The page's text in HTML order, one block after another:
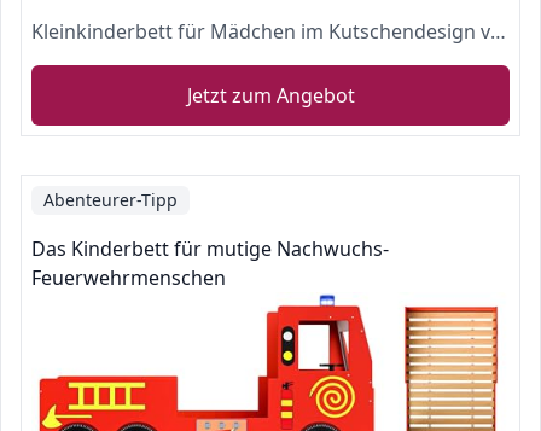
Kleinkinderbett für Mädchen im Kutschendesign von Disney Prinzessin, mit Baldachin
Jetzt zum Angebot
Abenteurer-Tipp
Das Kinderbett für mutige Nachwuchs-
Feuerwehrmenschen